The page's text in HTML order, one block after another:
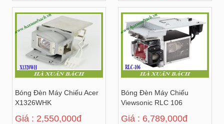
Bóng Đèn Máy Chiếu Acer
X1326WHK
Giá : 2,550,000đ
Bóng Đèn Máy Chiếu
Viewsonic RLC 106
Giá : 6,789,000đ